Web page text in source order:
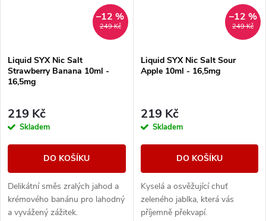
249 Kč
–12 %
Liquid SYX Nic Salt
Strawberry Banana 10ml -
16,5mg
219 Kč
Skladem
DO KOŠÍKU
Delikátní směs zralých jahod a
krémového banánu pro lahodný
a vyvážený zážitek.
249 Kč
–12 %
Liquid SYX Nic Salt Sour
Apple 10ml - 16,5mg
219 Kč
Skladem
DO KOŠÍKU
Kyselá a osvěžující chuť
zeleného jablka, která vás
příjemně překvapí.